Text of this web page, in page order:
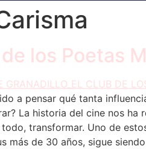
los Poetas
a pensar qué tanta
La historia del cine nos
transformar. Uno de
más de 30 años, sigue